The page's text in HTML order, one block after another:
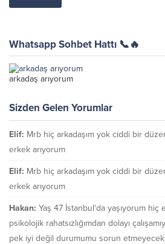
Whatsapp Sohbet Hattı 📞🔥
arkadaş arıyorum
Sizden Gelen Yorumlar
Elif: Mrb hiç arkadaşım yok ciddi bir
erkek arıyorum
Elif: Mrb hiç arkadaşım yok ciddi bir
erkek arıyorum
Hakan: Yaş 47 İstanbul'da yaşıyorum hiç
psikolojik rahatsızlığımdan dolayı
pek iyi değil durumumu sorun